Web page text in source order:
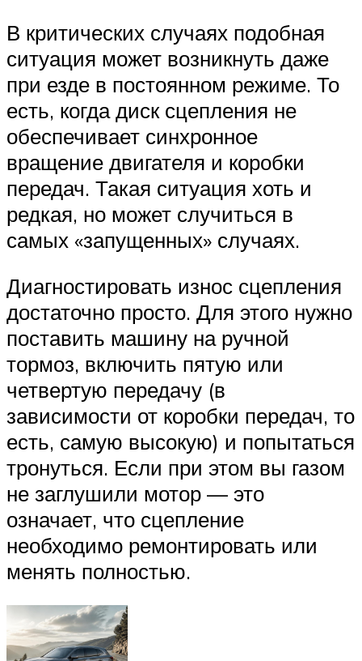
В критических случаях подобная
ситуация может возникнуть даже
при езде в постоянном режиме. То
есть, когда диск сцепления не
обеспечивает синхронное
вращение двигателя и коробки
передач. Такая ситуация хоть и
редкая, но может случиться в
самых «запущенных» случаях.
Диагностировать износ сцепления
достаточно просто. Для этого нужно
поставить машину на ручной
тормоз, включить пятую или
четвертую передачу (в
зависимости от коробки передач, то
есть, самую высокую) и попытаться
тронуться. Если при этом вы газом
не заглушили мотор — это
означает, что сцепление
необходимо ремонтировать или
менять полностью.